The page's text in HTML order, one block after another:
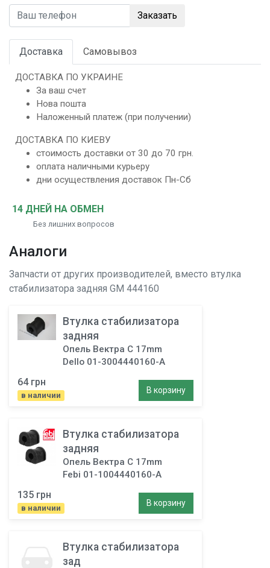
Заказать
Доставка Самовывоз
ДОСТАВКА ПО УКРАИНЕ
За ваш счет
Нова пошта
Наложенный платеж (при получении)
ДОСТАВКА ПО КИЕВУ
стоимость доставки от 30 до 70 грн.
оплата наличными курьеру
дни осуществления доставок Пн-Сб
14 ДНЕЙ НА ОБМЕН
Без лишних вопросов
Аналоги
Запчасти от других производителей, вместо втулка
стабилизатора задняя GM 444160
Втулка стабилизатора
задняя
Опель Вектра C 17mm
Dello 01-3004440160-A
64 грн
в наличии
В корзину
Втулка стабилизатора
задняя
Опель Вектра C 17mm
Febi 01-1004440160-A
135 грн
в наличии
В корзину
Втулка стабилизатора
зад